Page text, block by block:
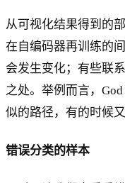
从可视化结果得到的
在自编码器再训练的
会发生变化；有些联
之处。举例而言，
似的路径，有的时候
错误分类的样本